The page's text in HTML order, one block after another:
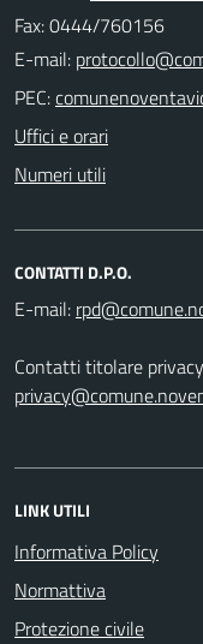
Fax: 0444/760156
E-mail:
PEC:
Uffici e orari
Numeri utili
CONTATTI D.P.O.
E-mail:
Contatti titolare
LINK UTILI
Informativa Policy
Normattiva
Protezione civile